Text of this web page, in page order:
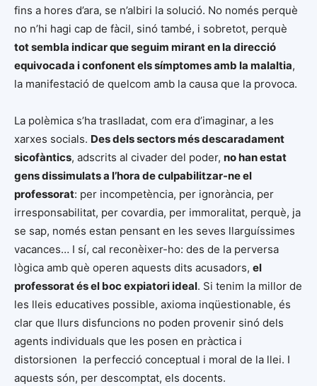
fins a hores d’ara, se n’albiri la solució. No només perquè
no n’hi hagi cap de fàcil, sinó també, i sobretot, perquè
tot sembla indicar que seguim mirant en la direcció
equivocada i confonent els símptomes amb la malaltia,
la manifestació de quelcom amb la causa que la provoca.
La polèmica s’ha traslladat, com era d’imaginar, a les
xarxes socials. Des dels sectors més descaradament
sicofàntics, adscrits al civader del poder, no han estat
gens dissimulats a l’hora de culpabilitzar-ne el
professorat: per incompetència, per ignorància, per
irresponsabilitat, per covardia, per immoralitat, perquè, ja
se sap, només estan pensant en les seves llarguíssimes
vacances… I sí, cal reconèixer-ho: des de la perversa
lògica amb què operen aquests dits acusadors, el
professorat és el boc expiatori ideal. Si tenim la millor de
les lleis educatives possible, axioma inqüestionable, és
clar que llurs disfuncions no poden provenir sinó dels
agents individuals que les posen en pràctica i
distorsionen la perfecció conceptual i moral de la llei. I
aquests són, per descomptat, els docents.